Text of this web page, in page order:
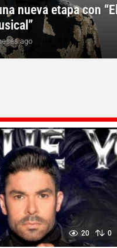
nueva etapa con
ago
g
o
20 0